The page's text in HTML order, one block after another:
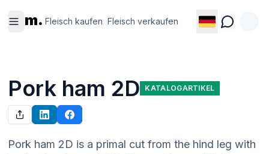
m. Fleisch kaufen Fleisch verkaufen
kaufen
verkaufen
Pork ham 2D KATALOGARTIKEL
Pork ham 2D is a primal cut from the hind leg with